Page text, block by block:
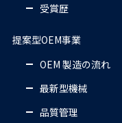
受賞歴
提案型OEM事業
OEM 製造の流れ
最新型機械
品質管理